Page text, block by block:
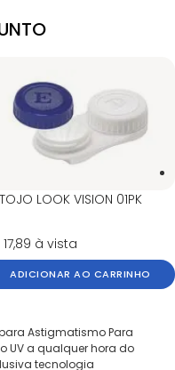
LOOK VISION 01PK
17,89 à vista
ADICIONAR AO CARRINHO
Astigmatismo Para
UV a qualquer hora do
tecnologia